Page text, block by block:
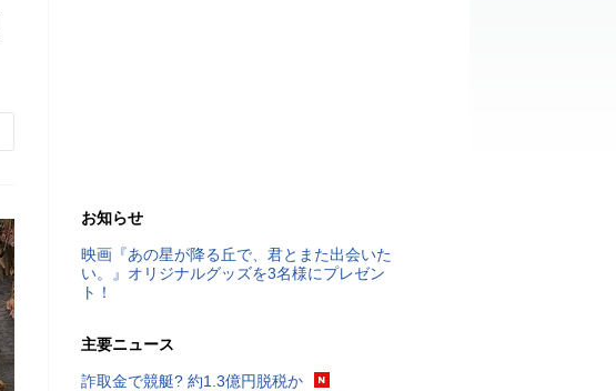
お知らせ
映画『あの星が降る丘で、君とまた出会いた
い。』オリジナルグッズを3名様にプレゼン
ト！
主要ニュース
詐取金で競艇? 約1.3億円脱税か